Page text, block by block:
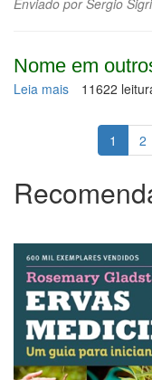
Enviado porSergio
Nome em
Leia mais sobre
11622
1 2